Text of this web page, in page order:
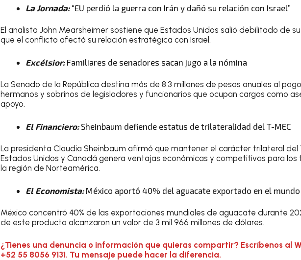
La Jornada:“EU perdió la guerra con Irán y dañó su relación con Israel”
El analista John Mearsheimer sostiene que Estados Unidos salió debilitado de
que el conflicto afectó su relación estratégica con Israel.
Excélsior:Familiares de senadores sacan jugo a la nómina
La Senado de la República destina más de 8.3 millones de pesos anuales al
hermanos y sobrinos de legisladores y funcionarios que ocupan cargos como
apoyo.
El Financiero:Sheinbaum defiende estatus de trilateralidad del T-MEC
La presidenta Claudia Sheinbaum afirmó que mantener el carácter trilateral
Estados Unidos y Canadá genera ventajas económicas y competitivas para los
la región de Norteamérica.
El Economista:México aportó 40% del aguacate exportado en el mundo
México concentró 40% de las exportaciones mundiales de aguacate durante
de este producto alcanzaron un valor de 3 mil 966 millones de dólares.
¿Tienes una denuncia o información que quieras compartir? Escríbenos al
+52 55 8056 9131. Tu mensaje puede hacer la diferencia.